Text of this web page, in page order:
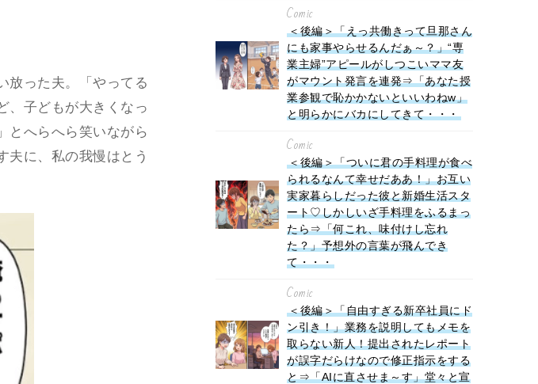
放った夫。「やってる
、子どもが大きくなっ
とへらへら笑いながら
に、私の我慢はとう
Comic
＜後編＞「えっ共働きって旦那さん
にも家事やらせるんだぁ～？」“専
業主婦”アピールがしつこいママ友
がマウント発言を連発⇒「あなた授
業参観で恥かかないといいわねw」
と明らかにバカにしてきて・・・
Comic
＜後編＞「ついに君の手料理が食べ
られるなんて幸せだああ！」お互い
実家暮らしだった彼と新婚生活スタ
ート♡しかしいざ手料理をふるまっ
たら⇒「何これ、味付けし忘れ
た？」予想外の言葉が飛んでき
て・・・
Comic
＜後編＞「自由すぎる新卒社員にド
ン引き！」業務を説明してもメモを
取らない新人！提出されたレポート
が誤字だらけなので修正指示をする
と⇒「AIに直させま～す」堂々と宣